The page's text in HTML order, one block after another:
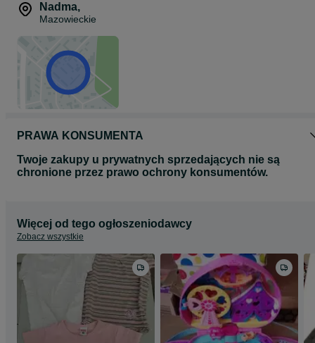
Nadma,
Mazowieckie
PRAWA KONSUMENTA
Twoje zakupy u prywatnych sprzedających nie są
chronione przez prawo ochrony konsumentów.
Więcej od tego ogłoszeniodawcy
Zobacz wszystkie